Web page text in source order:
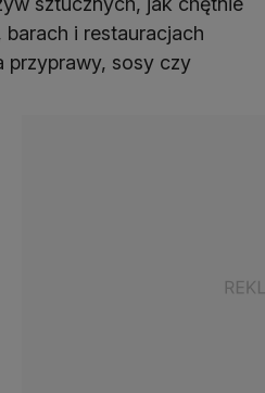
i restauracjach
przyprawy, sosy czy